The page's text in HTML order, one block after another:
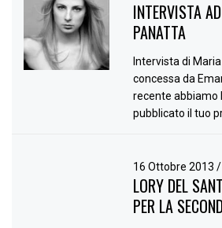
INTERVISTA
PANATTA
Intervista di
concessa da
recente abbiamo
pubblicato il tuo
16 Ottobre 2013/
LORY DEL
PER LA